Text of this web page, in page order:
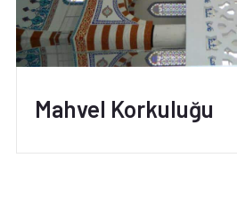
Mahvel Korkuluğu